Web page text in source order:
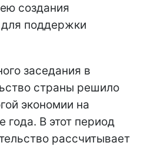
создания
поддержки
заседания в
страны решило
экономии на
В этот период
рассчитывает